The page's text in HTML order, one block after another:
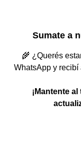
Sumate a
🌾 ¿Querés
WhatsApp y recibí
¡Mantente